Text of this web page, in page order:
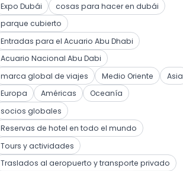
Expo Dubái
cosas para hacer en dubái
parque cubierto
Entradas para el Acuario Abu Dhabi
Acuario Nacional Abu Dabi
marca global de viajes
Medio Oriente
Asia
Europa
Américas
Oceanía
socios globales
Reservas de hotel en todo el mundo
Tours y actividades
Traslados al aeropuerto y transporte privado